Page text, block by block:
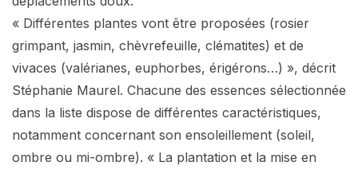
« Différentes plantes vont être proposées (rosier
grimpant, jasmin, chèvrefeuille, clématites) et de
vivaces (valérianes, euphorbes, érigérons…) », décrit
Stéphanie Maurel. Chacune des essences sélectionnée
dans la liste dispose de différentes caractéristiques,
notamment concernant son ensoleillement (soleil,
ombre ou mi-ombre). « La plantation et la mise en